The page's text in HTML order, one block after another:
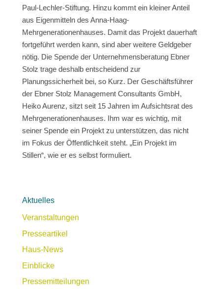
Paul-Lechler-Stiftung. Hinzu kommt ein kleiner Anteil
aus Eigenmitteln des Anna-Haag-
Mehrgenerationenhauses. Damit das Projekt dauerhaft
fortgeführt werden kann, sind aber weitere Geldgeber
nötig. Die Spende der Unternehmensberatung Ebner
Stolz trage deshalb entscheidend zur
Planungssicherheit bei, so Kurz. Der Geschäftsführer
der Ebner Stolz Management Consultants GmbH,
Heiko Aurenz, sitzt seit 15 Jahren im Aufsichtsrat des
Mehrgenerationenhauses. Ihm war es wichtig, mit
seiner Spende ein Projekt zu unterstützen, das nicht
im Fokus der Öffentlichkeit steht. „Ein Projekt im
Stillen“, wie er es selbst formuliert.
Aktuelles
Veranstaltungen
Presseartikel
Haus-News
Einblicke
Pressemitteilungen